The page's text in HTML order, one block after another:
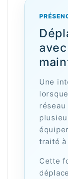
Une
traité à
Cette